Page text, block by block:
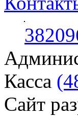
Касса
Сайт